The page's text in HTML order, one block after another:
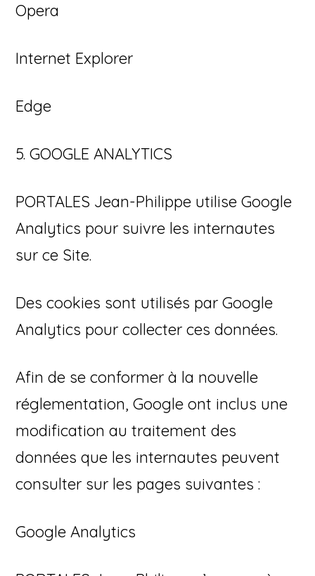
Opera
Internet Explorer
Edge
5. GOOGLE ANALYTICS
PORTALES Jean-Philippe utilise Google
Analytics pour suivre les internautes
sur ce Site.
Des cookies sont utilisés par Google
Analytics pour collecter ces données.
Afin de se conformer à la nouvelle
réglementation, Google ont inclus une
modification au traitement des
données que les internautes peuvent
consulter sur les pages suivantes :
Google Analytics